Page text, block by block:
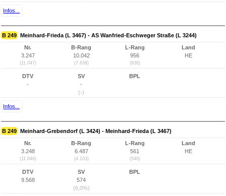
Infos...
B 249 Meinhard-Frieda (L 3467) - AS Wanfried-Eschweger Straße (L 3244)
Nr.
3.247
(11.047)
B-Rang
10.042
(7.638)
L-Rang
956
(936)
Land
HE
DTV
-
SV
-
(-)
BPL
Infos...
B 249 Meinhard-Grebendorf (L 3424) - Meinhard-Frieda (L 3467)
Nr.
3.248
(11.046)
B-Rang
6.487
(4.103)
L-Rang
561
(546)
Land
HE
DTV
9.568
SV
574
(6,0%)
BPL